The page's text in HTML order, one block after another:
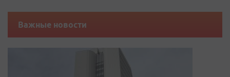
Важные новости